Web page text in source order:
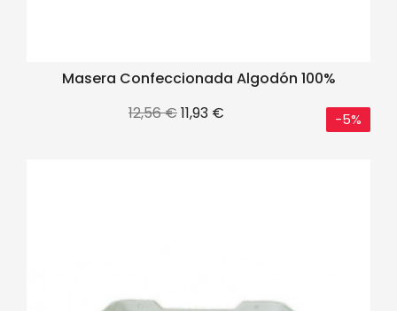
Masera Confeccionada Algodón 100%
Precio
12,56 €Precio
11,93 € -5%